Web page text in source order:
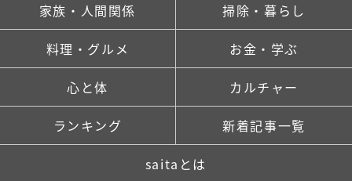
家族・人間関係 掃除・暮らし
料理・グルメ お金・学ぶ
心と体 カルチャー
ランキング 新着記事一覧
saitaとは